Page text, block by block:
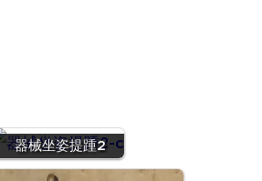
器械坐姿提踵2